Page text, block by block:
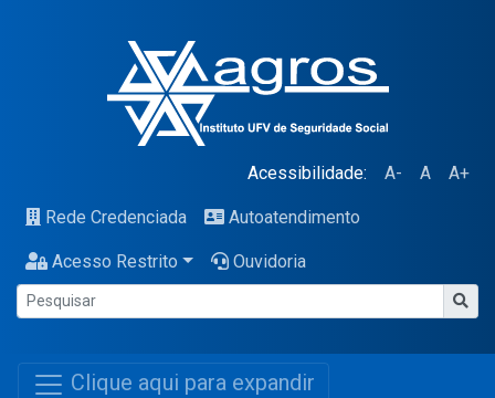
Acessibilidade: A- A A+
Rede Credenciada Autoatendimento
Acesso Restrito Ouvidoria
Clique aqui para expandir